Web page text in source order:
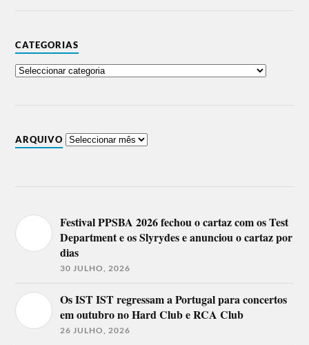
CATEGORIAS
ARQUIVO
Festival PPSBA 2026 fechou o cartaz com os Test
Department e os Slyrydes e anunciou o cartaz por
dias
30 JULHO, 2026
Os IST IST regressam a Portugal para concertos
em outubro no Hard Club e RCA Club
26 JULHO, 2026